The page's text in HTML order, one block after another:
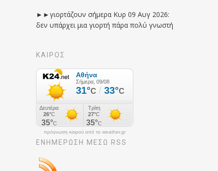
►►γιορτάζουν σήμερα Κυρ 09 Αυγ 2026:
δεν υπάρχει μια γιορτή πάρα πολύ γνωστή
ΚΑΙΡΟΣ
πρόγνωση καιρού από το weather.gr
ΕΝΗΜΈΡΩΣΉ ΜΕΣΩ RSS